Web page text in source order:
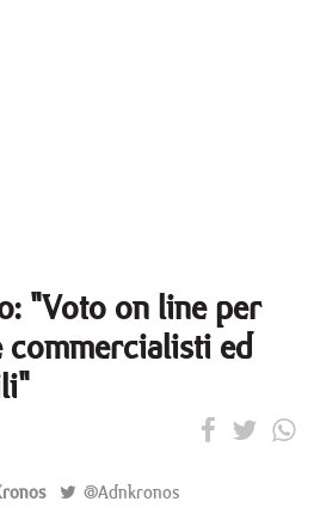
"Voto on line per
ed
@Adnkronos